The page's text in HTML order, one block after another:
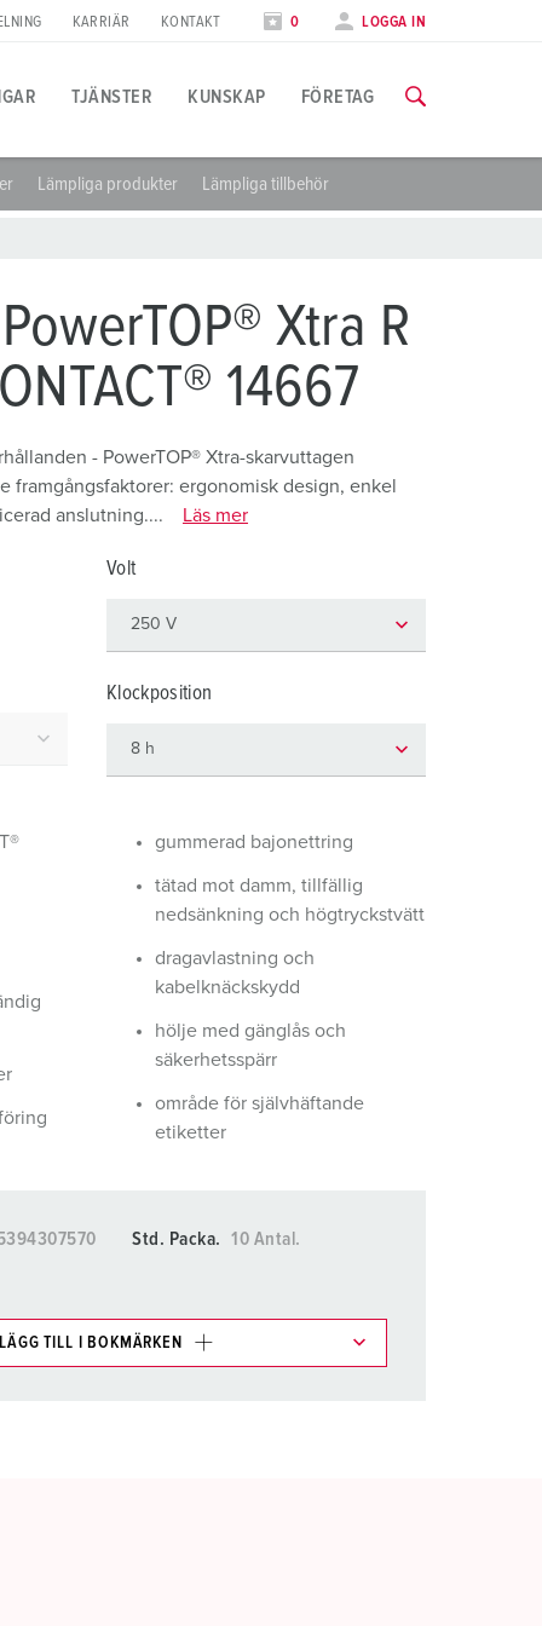
KARRIÄR KONTAKT 0 LOGGA IN
TJÄNSTER
TILL UTBILDNINGARNA
KUNSKAP FÖRETAG
Lämpliga produkter Lämpliga tillbehör
Xtra R
14667
- PowerTOP® Xtra-skarvuttagen
framgångsfaktorer: ergonomisk design, enkel
anslutning....
Läs mer
Volt
Klockposition
gummerad bajonettring
tätad mot damm, tillfällig
nedsänkning och högtryckstvätt
dragavlastning och
kabelknäckskydd
hölje med gänglås och
säkerhetsspärr
område för självhäftande
etiketter
Std. Packa. 10 Antal.
LÄGG TILL I BOKMÄRKEN